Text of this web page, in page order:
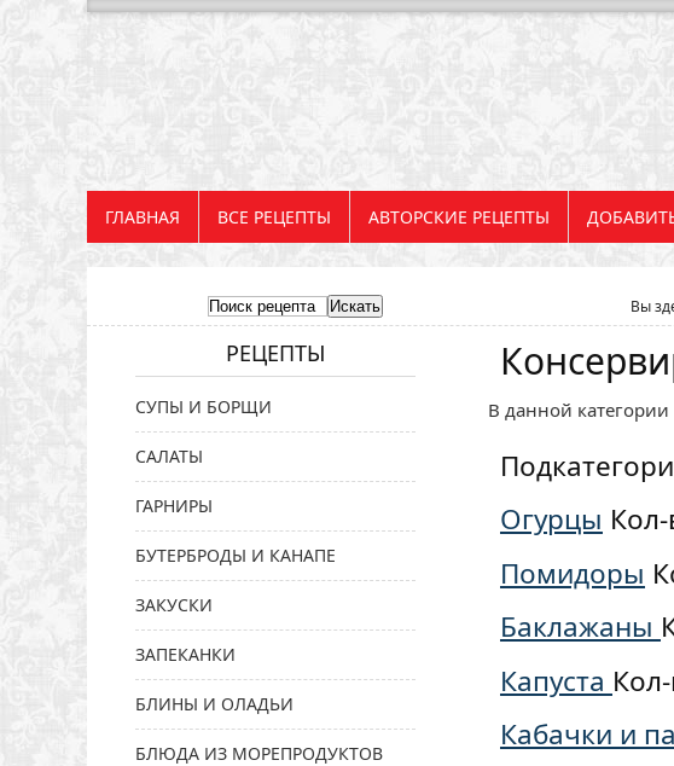
ГЛАВНАЯ ВСЕ РЕЦЕПТЫ АВТОРСКИЕ РЕЦЕПТЫ
Вы
РЕЦЕПТЫ
СУПЫ И БОРЩИ
САЛАТЫ
ГАРНИРЫ
БУТЕРБРОДЫ И КАНАПЕ
ЗАКУСКИ
ЗАПЕКАНКИ
БЛИНЫ И ОЛАДЬИ
БЛЮДА ИЗ МОРЕПРОДУКТОВ
В данной
Огурцы
Помидоры
Баклажаны
Капуста
Кабачки и